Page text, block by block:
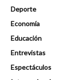
Deporte
Economía
Educación
Entrevistas
Espectáculos